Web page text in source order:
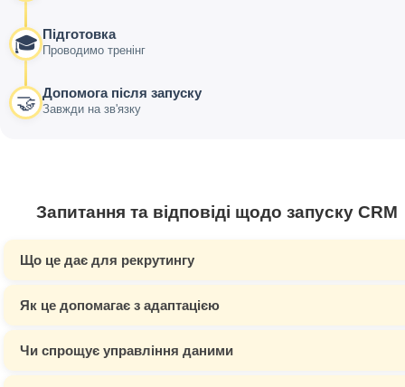
🎓 Підготовка
Проводимо тренінг
🤝 Допомога після запуску
Завжди на зв'язку
Запитання та відповіді щодо запуску CRM
Що це дає для рекрутингу
Як це допомагає з адаптацією
Чи спрощує управління даними